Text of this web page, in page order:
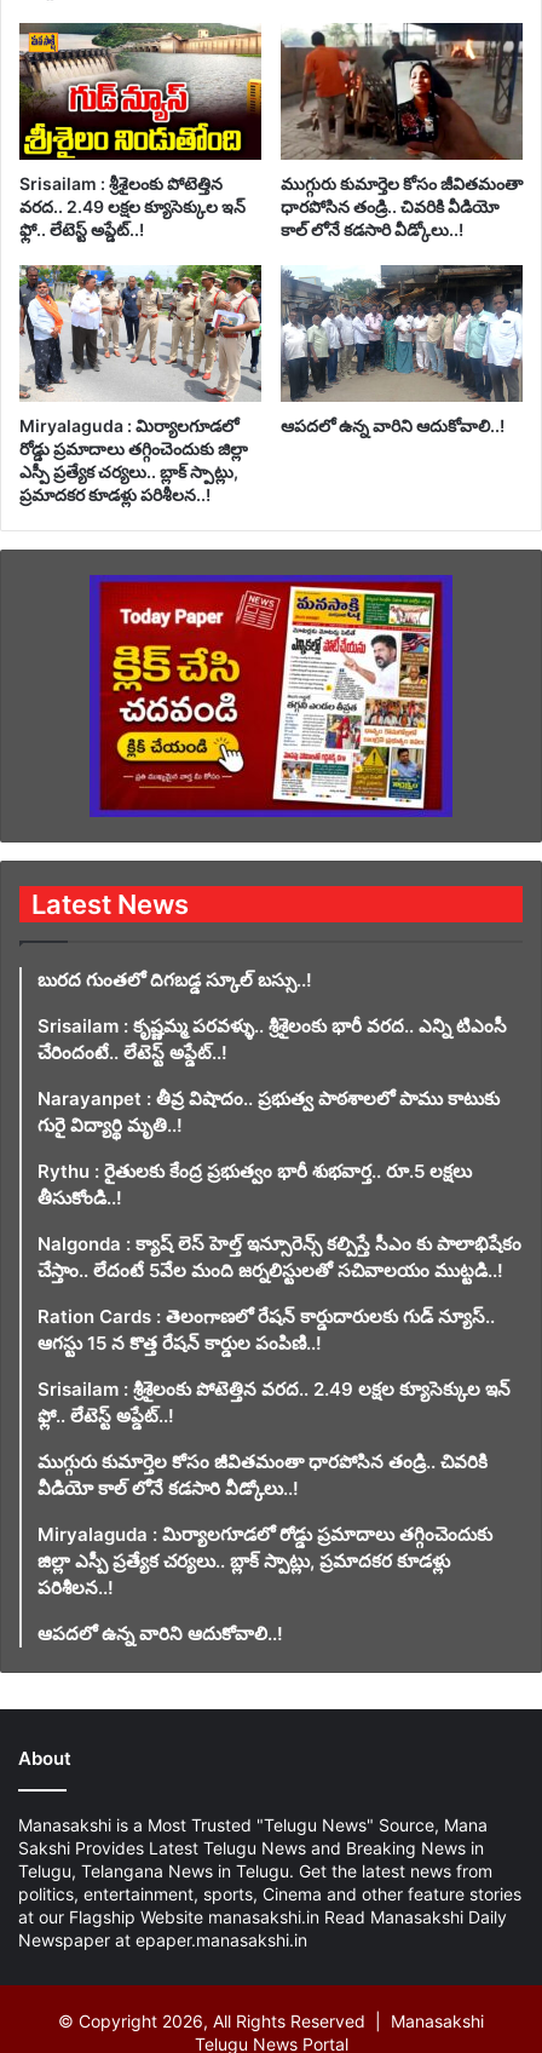
Srisailam : శ్రీశైలంకు పోటెత్తిన
వరద.. 2.49 లక్షల క్యూసెక్కుల ఇన్
ఫ్లో.. లేటెస్ట్ అప్డేట్..!
ముగ్గురు కుమార్తెల కోసం జీవితమంతా
ధారపోసిన తండ్రి.. చివరికి వీడియో
కాల్ లోనే కడసారి వీడ్కోలు..!
Miryalaguda : మిర్యాలగూడలో
రోడ్డు ప్రమాదాలు తగ్గించెందుకు జిల్లా
ఎస్పీ ప్రత్యేక చర్యలు.. బ్లాక్ స్పాట్లు,
ప్రమాదకర కూడళ్లు పరిశీలన..!
ఆపదలో ఉన్న వారిని ఆదుకోవాలి..!
Latest News
బురద గుంతలో దిగబడ్డ స్కూల్ బస్సు..!
Srisailam : కృష్ణమ్మ పరవళ్ళు.. శ్రీశైలంకు భారీ వరద.. ఎన్ని టిఎంసీ
చేరిందంటే.. లేటెస్ట్ అప్డేట్..!
Narayanpet : తీవ్ర విషాదం.. ప్రభుత్వ పాఠశాలలో పాము కాటుకు
గురై విద్యార్థి మృతి..!
Rythu : రైతులకు కేంద్ర ప్రభుత్వం భారీ శుభవార్త.. రూ.5 లక్షలు
తీసుకోండి..!
Nalgonda : క్యాష్ లెస్ హెల్త్ ఇన్సూరెన్స్ కల్పిస్తే సీఎం కు పాలాభిషేకం
చేస్తాం.. లేదంటే 5వేల మంది జర్నలిస్టులతో సచివాలయం ముట్టడి..!
Ration Cards : తెలంగాణలో రేషన్ కార్డుదారులకు గుడ్ న్యూస్..
ఆగస్టు 15 న కొత్త రేషన్ కార్డుల పంపిణి..!
Srisailam : శ్రీశైలంకు పోటెత్తిన వరద.. 2.49 లక్షల క్యూసెక్కుల ఇన్
ఫ్లో.. లేటెస్ట్ అప్డేట్..!
ముగ్గురు కుమార్తెల కోసం జీవితమంతా ధారపోసిన తండ్రి.. చివరికి
వీడియో కాల్ లోనే కడసారి వీడ్కోలు..!
Miryalaguda : మిర్యాలగూడలో రోడ్డు ప్రమాదాలు తగ్గించెందుకు
జిల్లా ఎస్పీ ప్రత్యేక చర్యలు.. బ్లాక్ స్పాట్లు, ప్రమాదకర కూడళ్లు
పరిశీలన..!
ఆపదలో ఉన్న వారిని ఆదుకోవాలి..!
About
Manasakshi is a Most Trusted "Telugu News" Source, Mana
Sakshi Provides Latest Telugu News and Breaking News in
Telugu, Telangana News in Telugu. Get the latest news from
politics, entertainment, sports, Cinema and other feature stories
at our Flagship Website manasakshi.in Read Manasakshi Daily
Newspaper at epaper.manasakshi.in
© Copyright 2026, All Rights Reserved | Manasakshi
Telugu News Portal